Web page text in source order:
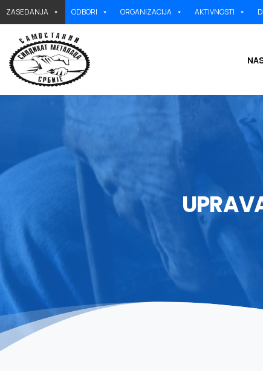
ZASEDANJA ODBORI ORGANIZACIJA AKTIVNOSTI